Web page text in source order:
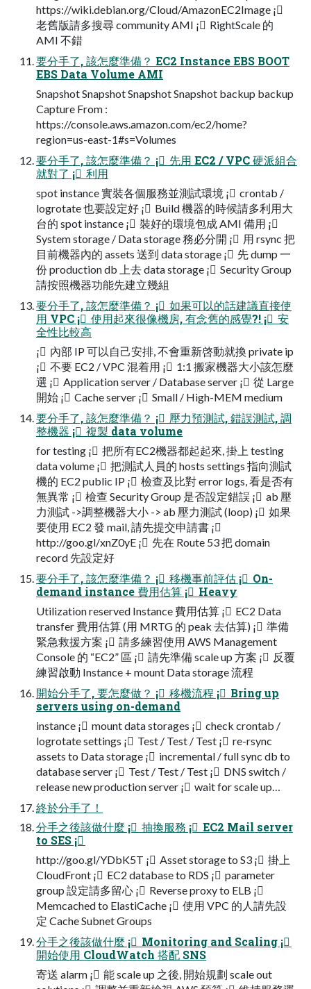
https://wiki.debian.org/Cloud/AmazonEC2Image ¡
老舊版請多搜尋 community AMI ¡ RightScale 的
AMI 不錯
要分手了, 該怎麼準備？ EC2 Instance EBS BOOT
EBS Data Volume AMI
Snapshot Snapshot Snapshot Snapshot backup backup
Capture From :
https://console.aws.amazon.com/ec2/home?
region=us-east-1#s=Volumes
要分手了, 該怎麼準備？ ¡ 先用 EC2 / VPC 硬派組合
就對了 ¡ 利用
spot instance 實裝各個服務並測試環境 ¡ crontab /
logrotate 也要設定好 ¡ Build 機器的時候請多利用大
台的 spot instance ¡ 裝好的環境包成 AMI 備用 ¡
System storage / Data storage 務必分開 ¡ 用 rsync 把
目前機器內的 assets 送到 data storage ¡ 先 dump 一
份 production db 上去 data storage ¡ Security Group
請按照機器功能先建立幾組
要分手了, 該怎麼準備？ ¡ 如果可以的話建議直接使
用 VPC ¡ 使用起來很像機房, 有念舊的感覺?! ¡ 安
全性比較高
¡ 內部 IP 可以自己安排, 不會重新啓動就換 private ip
¡ 不要 EC2 / VPC 混着用 ¡ 1:1 搬家機器大小該怎麼
選 ¡ Application server / Database server ¡ 從 Large
開始 ¡ Cache server ¡ Small / High-MEM medium
要分手了, 該怎麼準備？ ¡ 壓力預測試, 錯誤測試, 調
整機器 ¡ 複製 data volume
for testing ¡ 把所有EC2機器都起起來, 掛上 testing
data volume ¡ 把測試人員的 hosts settings 指向測試
機的 EC2 public IP ¡ 檢查及比對 error logs, 看是否有
無異常 ¡ 檢查 Security Group 是否設定錯誤 ¡ ab 壓
力測試 ->調整機器大小 -> ab 壓力測試 (loop) ¡ 如果
要使用 EC2 發 mail, 請先提交申請書 ¡
http://goo.gl/xnZ0yE ¡ 先在 Route 53 把 domain
record 先設定好
要分手了, 該怎麼準備？ ¡ 移機事前評估 ¡ On-
demand instance 費用估算 ¡ Heavy
Utilization reserved Instance 費用估算 ¡ EC2 Data
transfer 費用估算 (用 MRTG 的 peak 去估算) ¡ 準備
緊急救援方案 ¡ 請多練習使用 AWS Management
Console 的 “EC2” 區 ¡ 請先準備 scale up 方案 ¡ 反覆
練習啟動 Instance + mount Data storage 流程
開始分手了, 要怎麼做？ ¡ 移機流程 ¡ Bring up
servers using on-demand
instance ¡ mount data storages ¡ check crontab /
logrotate settings ¡ Test / Test / Test ¡ re-rsync
assets to Data storage ¡ incremental / full sync db to
database server ¡ Test / Test / Test ¡ DNS switch /
release new production server ¡ wait for scale up…
終於分手了！
分手之後該做什麼 ¡ 抽換服務 ¡ EC2 Mail server
to SES ¡
http://goo.gl/YDbK5T ¡ Asset storage to S3 ¡ 掛上
CloudFront ¡ EC2 database to RDS ¡ parameter
group 設定請多留心 ¡ Reverse proxy to ELB ¡
Memcached to ElastiCache ¡ 使用 VPC 的人請先設
定 Cache Subnet Groups
分手之後該做什麼 ¡ Monitoring and Scaling ¡
開始使用 CloudWatch 搭配 SNS
寄送 alarm ¡ 能 scale up 之後, 開始規劃 scale out